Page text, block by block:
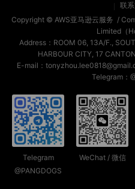
联
Copyright © AWS亚马逊云服务 /
Limited（
Address：ROOM 06, 13A/F.,
HARBOUR CITY, 17
E-mail：
Telegram：
Telegram
@PANGDOGS
WeChat / 微信